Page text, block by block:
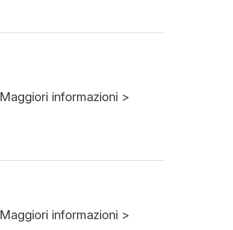
Maggiori informazioni >
Maggiori informazioni >